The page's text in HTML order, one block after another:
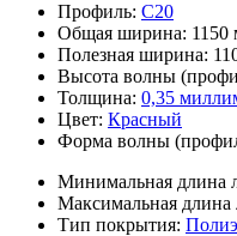
Профиль: С20
Общая ширина: 1150
Полезная ширина:
Высота волны
Толщина: 0,35
Цвет: Красный
Форма волны
Минимальная длина
Максимальная длина
Тип покрытия: